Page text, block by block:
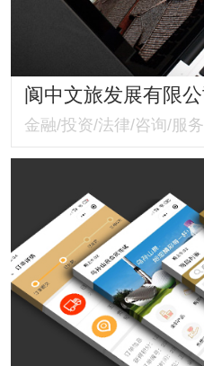
金融/投资/法律/咨询/服务